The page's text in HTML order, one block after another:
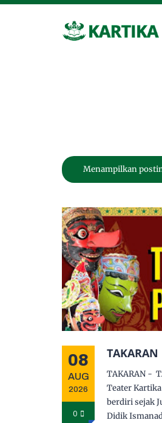
Menampilkan
08
AUG
2026
0
TAKARAN
TAKARAN -
Teater
berdiri sejak
Didik